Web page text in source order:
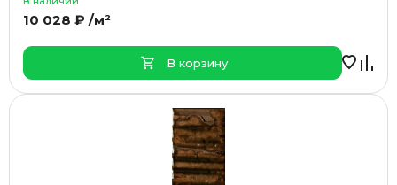
10 028 ₽ /м²
В корзину